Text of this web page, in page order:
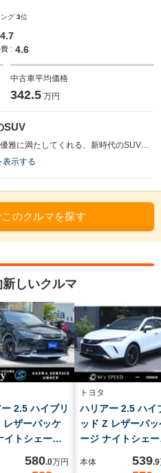
グ 3位
4.7
: 4.6
中古車平均価格
342.5 万円
SUV
実用性や数値一辺倒ではない人の心を優雅に満たしてくれる、新時代のSUV像を目指して開発されたモデル。エクステリアは、シンプルながらもエレガントさと逞しさとの融合が図られた、流麗なクーペフォルムを実現。調光パノラマルーフが採用され、障子越しのような柔らかな日差しが差し込む車内は、心地よい上質な室内空間が目指されている。ドライバーの目線の動きに着目し、最適化されたサスペンションなどにより、上質な乗り心地も実現された。デジタルインナーミラーをはじめとする、「安全、安心」「快適、便利」な先進装備も与えられる。2L直4ガソリンと2.5L直4にモーターを組み合わせたハイブリッドモデルが用意される。（2020.6）
表示する
のクルマを探す
しいクルマ
2.5 ハイブリ
レザーパッケ
イトシェード
調光パノラ
580.0万円
トヨタ
ハリアー 2.5 ハイ
ッド Z レザーパッ
ージ ナイトシェ
式パノラマルーフ
本体 539.9